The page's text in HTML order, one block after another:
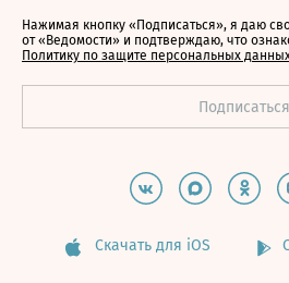
Нажимая кнопку «Подписаться», я даю
от «Ведомости» и подтверждаю, что
Политику по защите персональных
Скачать для iOS